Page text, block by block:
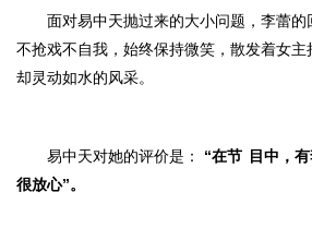
面对易中天抛过来的大小问题，李蕾的
不抢戏不自我， 始终保持微笑， 散发着女主
却灵动如水的风采。
易中天对她的评价是： “在节 目中，
很放心”。